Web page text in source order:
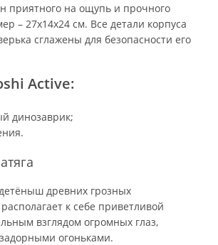
приятного на ощупь и прочного
– 27х14х24 см. Все детали корпуса
сглажены для безопасности его
Active:
динозаврик;
древних грозных
к себе приветливой
взглядом огромных глаз,
огоньками.